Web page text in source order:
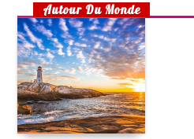
choisir un lit pour son bébé
préparer un lit douillet pour son
aménager une chambre d’enfant
la maison écologique
cuisine pour enfants : 2 recettes
petite cuisine : nos astuces !
comment prendre soin de son
Autour Du Monde